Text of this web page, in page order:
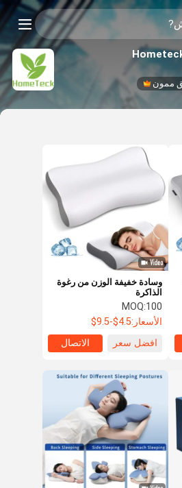
ممون
وسادة خفيفة الوزن من رغوة
الذاكرة
MOQ:100
الأسعار:4.5$-9.5$
افضل سعر
الاتصال